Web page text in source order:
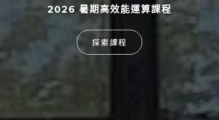
2026 暑期高效能運算課程
探索課程